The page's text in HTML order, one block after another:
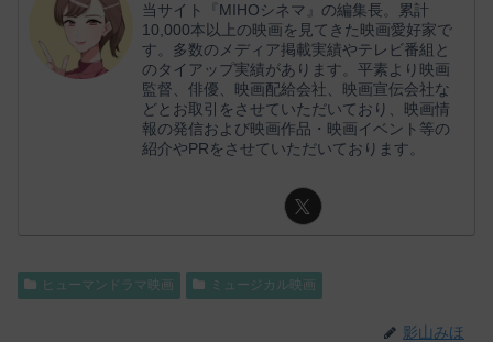
当サイト『MIHOシネマ』の編集長。累計
10,000本以上の映画を見てきた映画愛好家で
す。多数のメディア掲載実績やテレビ番組と
のタイアップ実績があります。平素より映画
監督、俳優、映画配給会社、映画宣伝会社な
どとお取引をさせていただいており、映画情
報の発信および映画作品・映画イベント等の
紹介やPRをさせていただいております。
ヒューマンドラマ映画 ミュージカル映画
影山みほ